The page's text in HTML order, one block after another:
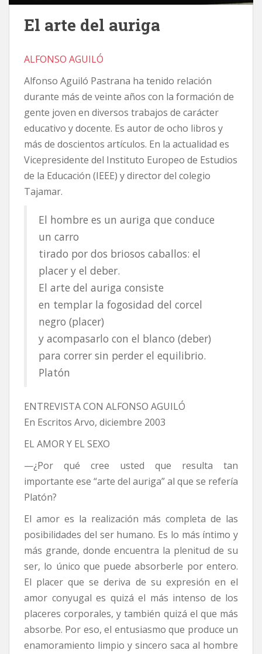
El arte del auriga
ALFONSO AGUILÓ
Alfonso Aguiló Pastrana ha tenido relación
durante más de veinte años con la formación de
gente joven en diversos trabajos de carácter
educativo y docente. Es autor de ocho libros y
más de doscientos artículos. En la actualidad es
Vicepresidente del Instituto Europeo de Estudios
de la Educación (IEEE) y director del colegio
Tajamar.
El hombre es un auriga que conduce
un carro
tirado por dos briosos caballos: el
placer y el deber.
El arte del auriga consiste
en templar la fogosidad del corcel
negro (placer)
y acompasarlo con el blanco (deber)
para correr sin perder el equilibrio.
Platón
ENTREVISTA CON ALFONSO AGUILÓ
En Escritos Arvo, diciembre 2003
EL AMOR Y EL SEXO
—¿Por qué cree usted que resulta tan
importante ese “arte del auriga” al que se refería
Platón?
El amor es la realización más completa de las
posibilidades del ser humano. Es lo más íntimo y
más grande, donde encuentra la plenitud de su
ser, lo único que puede absorberle por entero.
El placer que se deriva de su expresión en el
amor conyugal es quizá el más intenso de los
placeres corporales, y también quizá el que más
absorbe. Por eso, el entusiasmo que produce un
enamoramiento limpio y sincero saca al hombre